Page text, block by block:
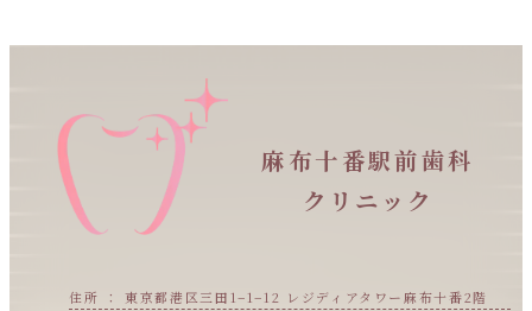
麻布十番駅前歯科
クリニック
住所 ： 東京都港区三田1−1−12 レジディアタワー麻布十番2階